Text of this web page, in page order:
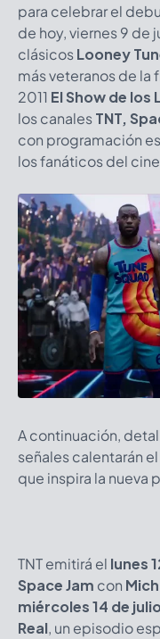
para celebrar el
de hoy, viernes 9 de
clásicosLooney
más veteranos de la
2011 El Show de los
los canalesTNT,
con programación
los fanáticos del
A continuación,
señales calentarán
que inspira la nueva
TNT emitirá el lunes
Space Jam con
miércoles 14 de julio
Real, un episodio